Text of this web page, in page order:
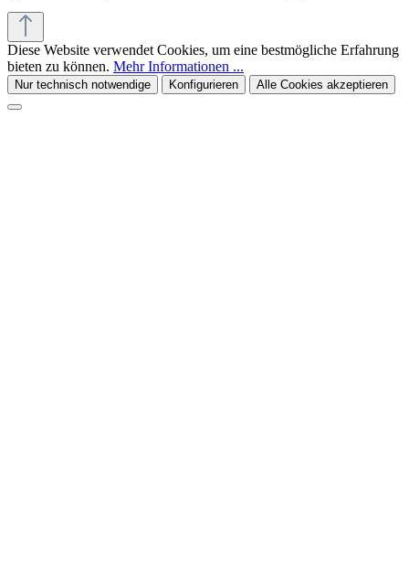
Diese Website verwendet Cookies, um eine bestmögliche Erfahrung
bieten zu können. Mehr Informationen ...
Nur technisch notwendige Konfigurieren Alle Cookies akzeptieren